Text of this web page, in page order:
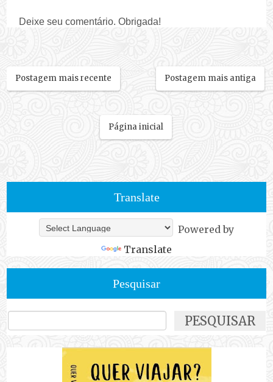
Deixe seu comentário. Obrigada!
Postagem mais recente Postagem mais antiga
Página inicial
Translate
Powered by
Translate
Pesquisar